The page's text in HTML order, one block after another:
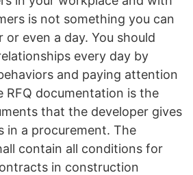
is not something you can
or even a day. You should
every day by
and paying attention
RFQ documentation is the
that the developer gives
a procurement. The
contain all conditions for
in construction